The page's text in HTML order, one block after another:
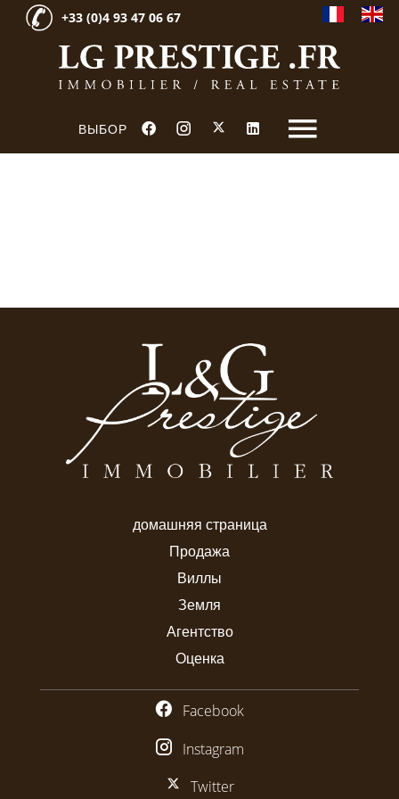
ВЫБОР
+33 (0)4 93 47 06 67
домашняя страница
Продажа
Виллы
Земля
Агентство
Оценка
Facebook
Instagram
Twitter